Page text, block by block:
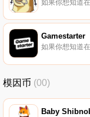
Gamestarter
模因币 (00)
Baby